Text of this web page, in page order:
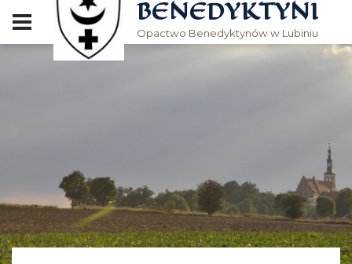
BENEDYKTYNI
Opactwo Benedyktynów w Lubiniu